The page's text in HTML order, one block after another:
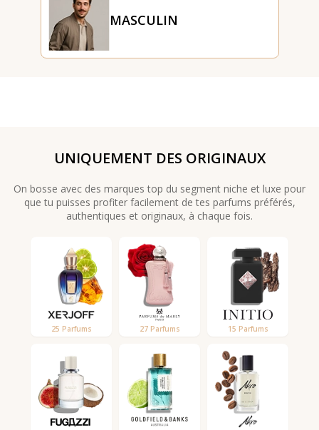
MASCULIN
UNIQUEMENT DES ORIGINAUX
On bosse avec des marques top du segment niche et luxe pour
que tu puisses profiter facilement de tes parfums préférés,
authentiques et originaux, à chaque fois.
25 Parfums 27 Parfums 15 Parfums